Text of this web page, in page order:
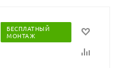
БЕСПЛАТНЫЙ
МОНТАЖ